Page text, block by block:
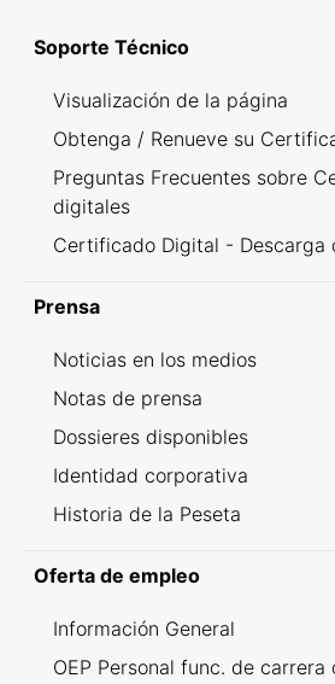
Soporte Técnico
Visualización de la página
Obtenga / Renueve su
Preguntas Frecuentes sobre
digitales
Certificado Digital - Descarga
Prensa
Noticias en los medios
Notas de prensa
Dossieres disponibles
Identidad corporativa
Historia de la Peseta
Oferta de empleo
Información General
OEP Personal func. de